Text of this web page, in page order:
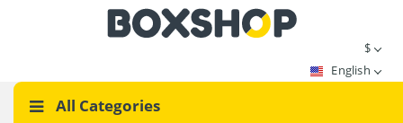
$
English
All Categories